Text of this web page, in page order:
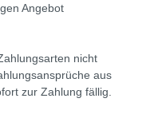
Angebot
nicht
aus
zur Zahlung fällig.